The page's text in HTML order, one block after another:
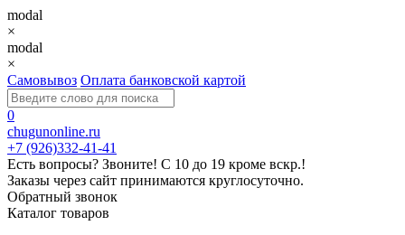
modal
×
modal
×
Самовывоз Оплата банковской картой
0
chugunonline.ru
+7 (926)332-41-41
Есть вопросы? Звоните! С 10 до 19 кроме вскр.!
Заказы через сайт принимаются круглосуточно.
Обратный звонок
Каталог товаров